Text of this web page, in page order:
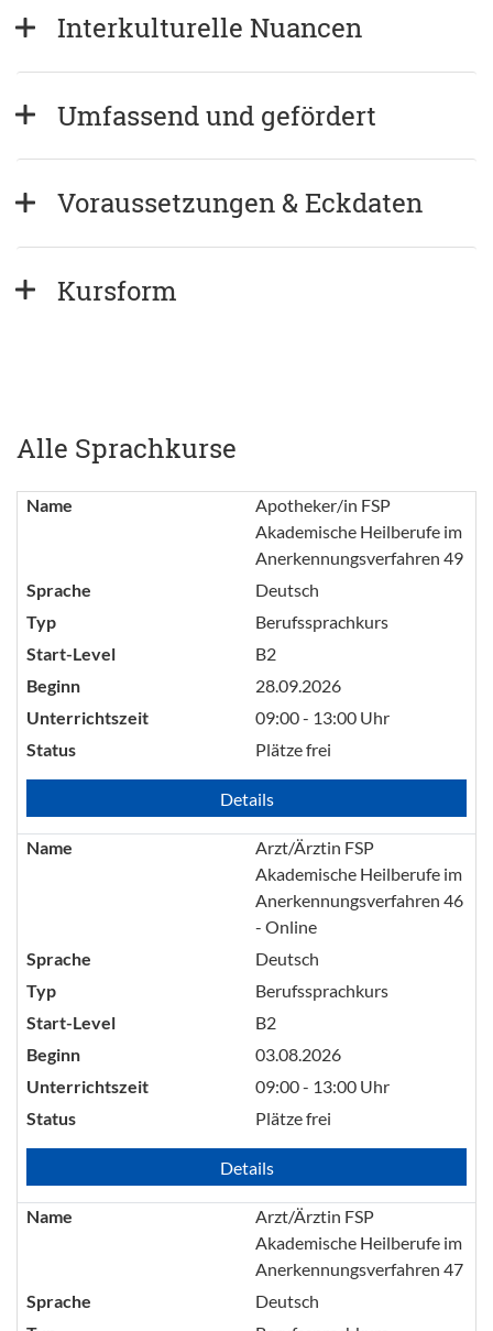
Voraussetzungen & Eckdaten
Kursform
Alle Sprachkurse
Name
Apotheker/in FSP
Akademische Heilberufe im
Anerkennungsverfahren 49
Sprache
Deutsch
Typ
Berufssprachkurs
Start-Level
B2
Beginn
28.09.2026
Unterrichtszeit
09:00 - 13:00 Uhr
Status
Plätze frei
Details
Name
Arzt/Ärztin FSP
Akademische Heilberufe im
Anerkennungsverfahren 46
- Online
Sprache
Deutsch
Typ
Berufssprachkurs
Start-Level
B2
Beginn
03.08.2026
Unterrichtszeit
09:00 - 13:00 Uhr
Status
Plätze frei
Details
Name
Arzt/Ärztin FSP
Akademische Heilberufe im
Anerkennungsverfahren 47
Sprache
Deutsch